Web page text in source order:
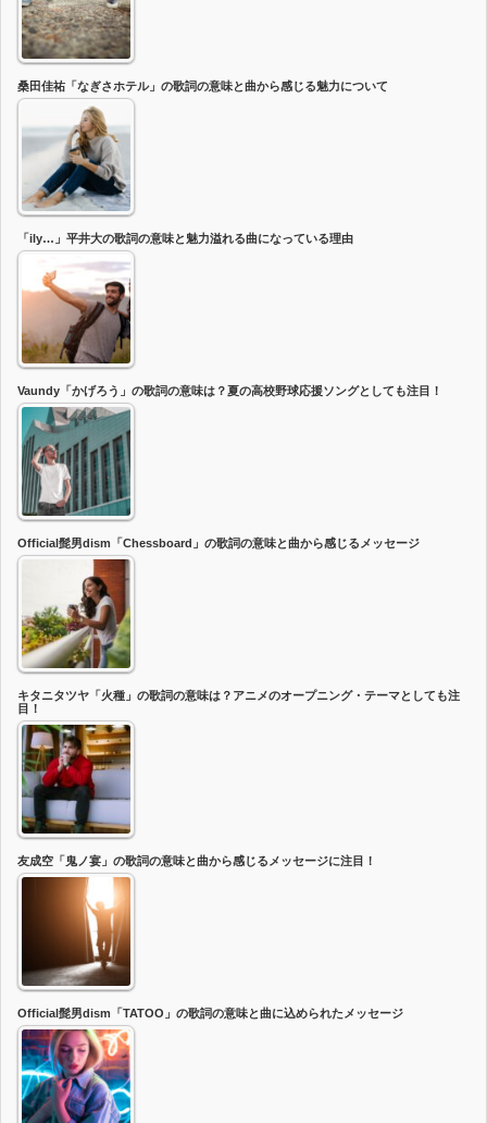
桑田佳祐「なぎさホテル」の歌詞の意味と曲から感じる魅力について
「ily…」平井大の歌詞の意味と魅力溢れる曲になっている理由
Vaundy「かげろう」の歌詞の意味は？夏の高校野球応援ソングとしても注目！
Official髭男dism「Chessboard」の歌詞の意味と曲から感じるメッセージ
キタニタツヤ「火種」の歌詞の意味は？アニメのオープニング・テーマとしても注
目！
友成空「鬼ノ宴」の歌詞の意味と曲から感じるメッセージに注目！
Official髭男dism「TATOO」の歌詞の意味と曲に込められたメッセージ